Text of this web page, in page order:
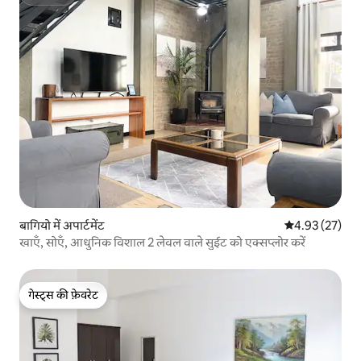
बागियो में अपार्टमेंट औसत रेटिंग 5 में
4.93 (27)
खाएँ, सोएँ, आधुनिक विशाल 2 लेवल वाले सुईट को एक्सप्लोर करें
गेस्ट्स की फ़ेवरेट
गेस्ट्स की फ़ेवरेट